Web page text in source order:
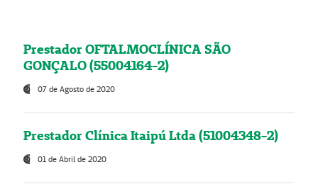
Prestador OFTALMOCLÍNICA SÃO
GONÇALO (55004164-2)
07 de Agosto de 2020
Prestador Clínica Itaipú Ltda (51004348-2)
01 de Abril de 2020